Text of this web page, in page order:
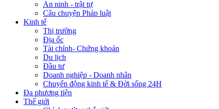
An ninh - trật tự
Câu chuyện Pháp luật
Kinh tế
Thị trường
Địa ốc
Tài chính- Chứng khoán
Du lịch
Đầu tư
Doanh nghiệp - Doanh nhân
Chuyển động kinh tế & Đời sống 24H
Đa phương tiện
Thế giới